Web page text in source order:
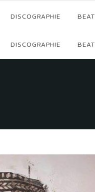
DISCOGRAPHIE
DISCOGRAPHIE